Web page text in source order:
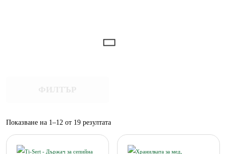
Показване на 1–12 от 19 резултатаSorted
popularity